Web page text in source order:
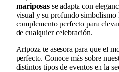
mariposas se adapta con
visual y su profundo simbolismo
complemento perfecto para
de cualquier celebración.
Aripoza te asesora para que el
perfecto. Conoce más sobre
distintos tipos de eventos en la